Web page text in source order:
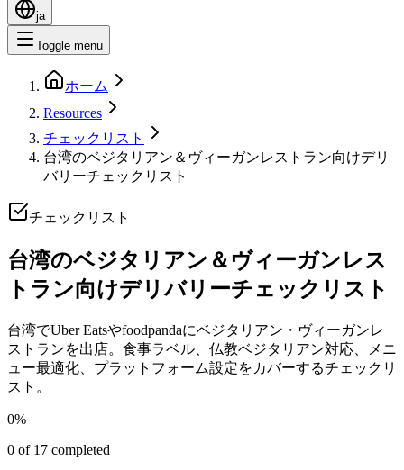
ja
Toggle menu
ホーム
Resources
チェックリスト
台湾のベジタリアン＆ヴィーガンレストラン向けデリ
バリーチェックリスト
チェックリスト
台湾のベジタリアン＆ヴィーガンレス
トラン向けデリバリーチェックリスト
台湾でUber Eatsやfoodpandaにベジタリアン・ヴィーガンレ
ストランを出店。食事ラベル、仏教ベジタリアン対応、メニ
ュー最適化、プラットフォーム設定をカバーするチェックリ
スト。
0%
0 of 17 completed